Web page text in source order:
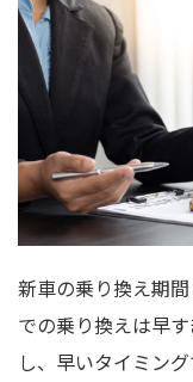
新車の乗り換え期
での乗り換えは早
し、早いタイミン